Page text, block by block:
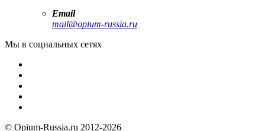
Email
mail@opium-russia.ru
Мы в социальных сетях
© Opium-Russia.ru 2012-2026